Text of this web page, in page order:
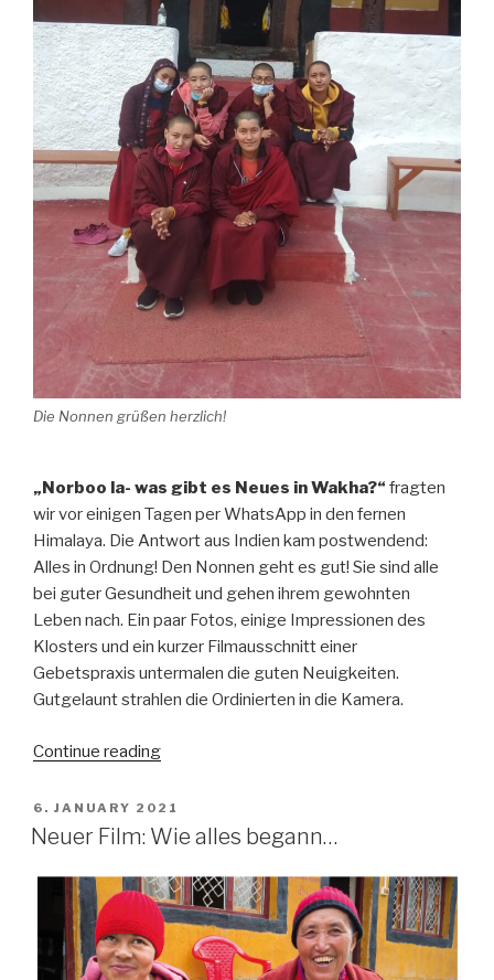
Die Nonnen grüßen herzlich!
„Norboo la- was gibt es Neues in Wakha?“ fragten
wir vor einigen Tagen per WhatsApp in den fernen
Himalaya. Die Antwort aus Indien kam postwendend:
Alles in Ordnung! Den Nonnen geht es gut! Sie sind alle
bei guter Gesundheit und gehen ihrem gewohnten
Leben nach. Ein paar Fotos, einige Impressionen des
Klosters und ein kurzer Filmausschnitt einer
Gebetspraxis untermalen die guten Neuigkeiten.
Gutgelaunt strahlen die Ordinierten in die Kamera.
Continue reading“Mit
Paar
Schuhen
zur
Normalität”
POSTED
ON
6. JANUARY 2021
Neuer Film: Wie alles begann…